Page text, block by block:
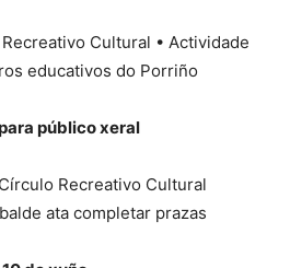
Cultural • Actividade
educativos do Porriño
público xeral
Recreativo Cultural
ata completar prazas